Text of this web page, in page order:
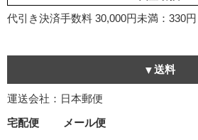
代引き決済手数料 30,000円未満：330円
送料
運送会社：日本郵便
宅配便
メール便